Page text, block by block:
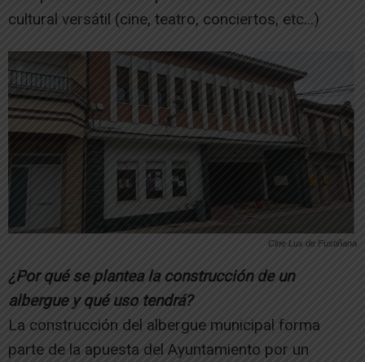
cultural versátil (cine, teatro, conciertos, etc…)
Cine Lux de Fustiñana
¿Por qué se plantea la construcción de un
albergue y qué uso tendrá?
La construcción del albergue municipal forma
parte de la apuesta del Ayuntamiento por un